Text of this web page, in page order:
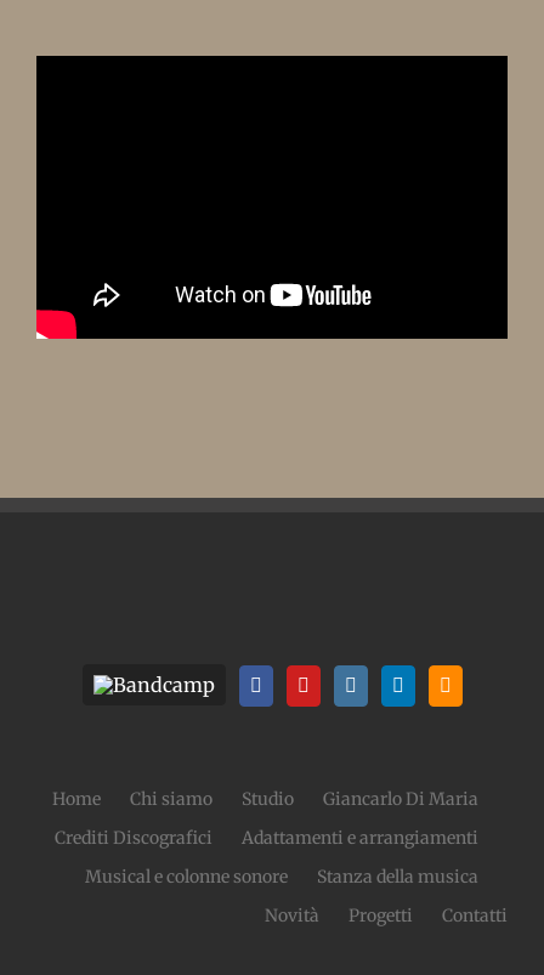
Home Chi siamo Studio
Giancarlo Di Maria
Crediti Discografici
Adattamenti e arrangiamenti
Musical e colonne sonore
Stanza della musica
Novità
Progetti Contatti